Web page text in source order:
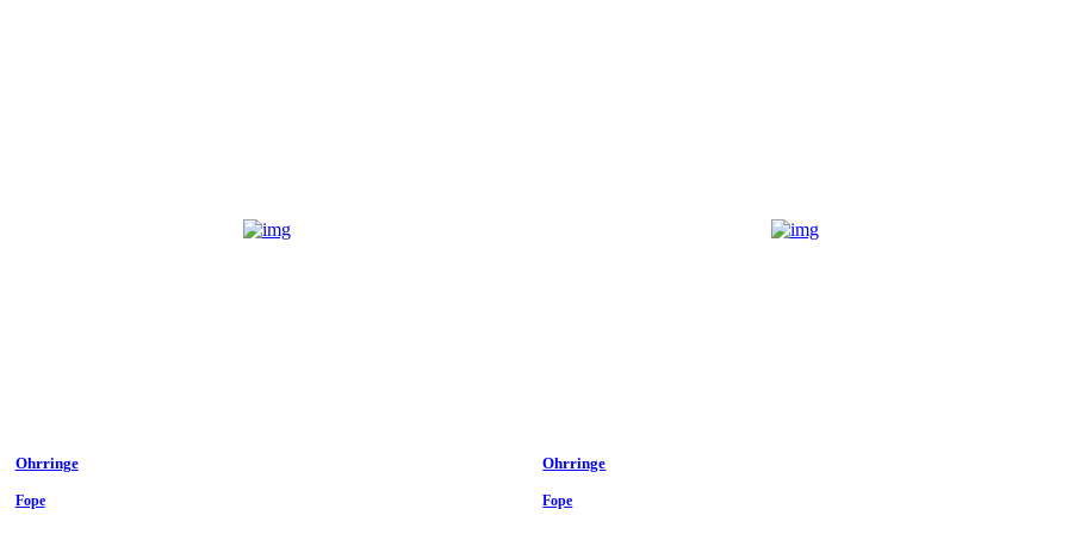
Ohrringe
Fope
Ohrringe
Fope